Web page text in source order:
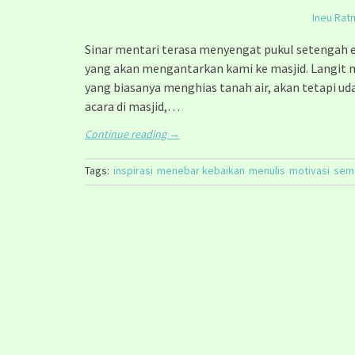
Ineu
Sinar mentari terasa menyengat pukul setengah
yang akan mengantarkan kami ke masjid.
yang biasanya menghias tanah air, akan tetapi
acara di masjid,…
Continue reading →
Tags: inspirasi menebar kebaikan menulis motivasi